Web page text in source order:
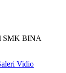
SMK BINA
Vidio